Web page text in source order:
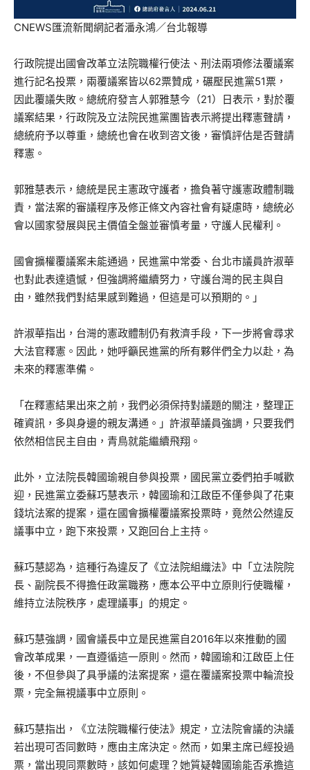
CNEWS匯流新聞網記者潘永鴻／台北報導
行政院提出國會改革立法院職權行使法、刑法兩項修法覆議案
進行記名投票，兩覆議案皆以62票贊成，碾壓民進黨51票，
因此覆議失敗。總統府發言人郭雅慧今（21）日表示，對於覆
議案結果，行政院及立法院民進黨團皆表示將提出釋憲聲請，
總統府予以尊重，總統也會在收到咨文後，審慎評估是否聲請
釋憲。
郭雅慧表示，總統是民主憲政守護者，擔負著守護憲政體制職
責，當法案的審議程序及修正條文內容社會有疑慮時，總統必
會以國家發展與民主價值全盤並審慎考量，守護人民權利。
國會擴權覆議案未能通過，民進黨中常委、台北市議員許淑華
也對此表達遺憾，但強調將繼續努力，守護台灣的民主與自
由，雖然我們對結果感到難過，但這是可以預期的。」
許淑華指出，台灣的憲政體制仍有救濟手段，下一步將會尋求
大法官釋憲。因此，她呼籲民進黨的所有夥伴們全力以赴，為
未來的釋憲準備。
「在釋憲結果出來之前，我們必須保持對議題的關注，整理正
確資訊，多與身邊的親友溝通。」許淑華議員強調，只要我們
依然相信民主自由，青鳥就能繼續飛翔。
此外，立法院長韓國瑜親自參與投票，國民黨立委們拍手喊歡
迎，民進黨立委蘇巧慧表示，韓國瑜和江啟臣不僅參與了花東
錢坑法案的提案，還在國會擴權覆議案投票時，竟然公然違反
議事中立，跑下來投票，又跑回台上主持。
蘇巧慧認為，這種行為違反了《立法院組織法》中「立法院院
長、副院長不得擔任政黨職務，應本公平中立原則行使職權，
維持立法院秩序，處理議事」的規定。
蘇巧慧強調，國會議長中立是民進黨自2016年以來推動的國
會改革成果，一直遵循這一原則。然而，韓國瑜和江啟臣上任
後，不但參與了具爭議的法案提案，還在覆議案投票中輪流投
票，完全無視議事中立原則。
蘇巧慧指出，《立法院職權行使法》規定，立法院會議的決議
若出現可否同數時，應由主席決定。然而，如果主席已經投過
票，當出現同票數時，該如何處理？她質疑韓國瑜能否承擔這